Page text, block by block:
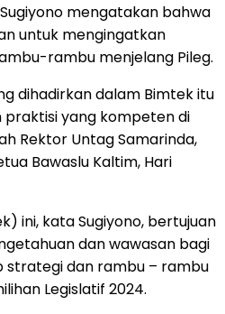
mengatakan bahwa
untuk mengingatkan
rambu menjelang Pileg.
dihadirkan dalam Bimtek itu
praktisi yang kompeten di
Rektor Untag Samarinda,
Bawaslu Kaltim, Hari
ini, kata Sugiyono, bertujuan
dan wawasan bagi
strategi dan rambu – rambu
Legislatif 2024.